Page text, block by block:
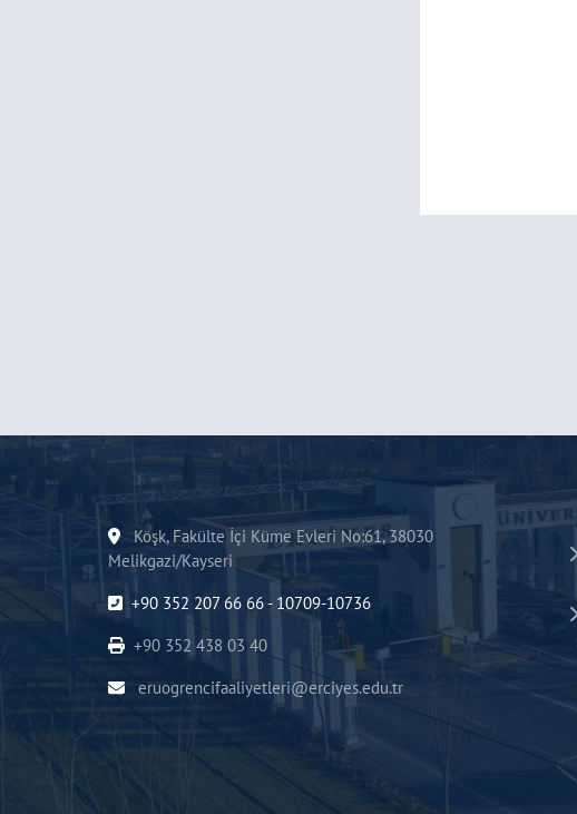
Köşk, Fakülte İçi Küme Evleri No:61, 38030
Melikgazi/Kayseri
+90 352 207 66 66 - 10709-10736
+90 352 438 03 40
eruogrencifaaliyetleri@erciyes.edu.tr